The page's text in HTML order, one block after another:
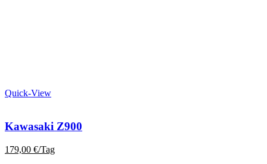
Quick-View
Kawasaki Z900
179,00 €/Tag